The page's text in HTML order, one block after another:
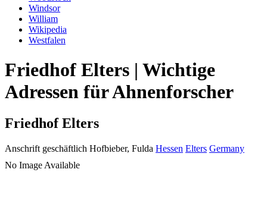
Windsor
William
Wikipedia
Westfalen
Friedhof Elters | Wichtige
Adressen für Ahnenforscher
Friedhof Elters
Anschrift geschäftlich Hofbieber, Fulda Hessen Elters Germany
No Image Available